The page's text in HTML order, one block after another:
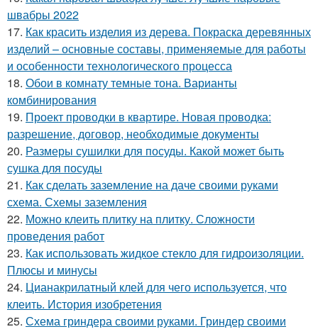
швабры 2022
17. Как красить изделия из дерева. Покраска деревянных
изделий – основные составы, применяемые для работы
и особенности технологического процесса
18. Обои в комнату темные тона. Варианты
комбинирования
19. Проект проводки в квартире. Новая проводка:
разрешение, договор, необходимые документы
20. Размеры сушилки для посуды. Какой может быть
сушка для посуды
21. Как сделать заземление на даче своими руками
схема. Схемы заземления
22. Можно клеить плитку на плитку. Сложности
проведения работ
23. Как использовать жидкое стекло для гидроизоляции.
Плюсы и минусы
24. Цианакрилатный клей для чего используется, что
клеить. История изобретения
25. Схема гриндера своими руками. Гриндер своими